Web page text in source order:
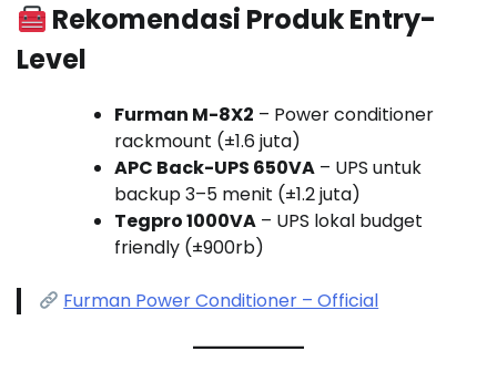
Rekomendasi Produk Entry-
Level
Furman M-8X2 – Power conditioner
rackmount (±1.6 juta)
APC Back-UPS 650VA – UPS untuk
backup 3–5 menit (±1.2 juta)
Tegpro 1000VA – UPS lokal budget
friendly (±900rb)
Furman Power Conditioner – Official